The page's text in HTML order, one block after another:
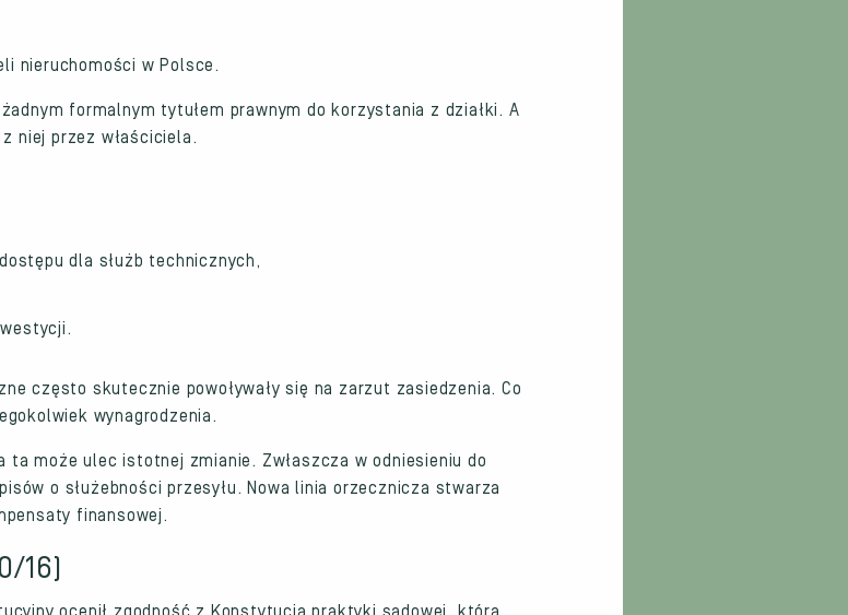
nieruchomości w Polsce.
formalnym tytułem prawnym do korzystania z działki. A
niej przez właściciela.
dla służb technicznych,
często skutecznie powoływały się na zarzut zasiedzenia. Co
wynagrodzenia.
ta może ulec istotnej zmianie. Zwłaszcza w odniesieniu do
o służebności przesyłu. Nowa linia orzecznicza stwarza
finansowej.
16)